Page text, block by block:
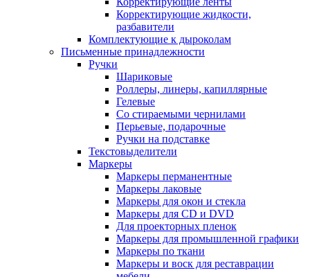
Корректирующие жидкости,
разбавители
Комплектующие к дыроколам
Письменные принадлежности
Ручки
Шариковые
Роллеры, линеры, капиллярные
Гелевые
Со стираемыми чернилами
Перьевые, подарочные
Ручки на подставке
Текстовыделители
Маркеры
Маркеры перманентные
Маркеры лаковые
Маркеры для окон и стекла
Маркеры для CD и DVD
Для проекторных пленок
Маркеры для промышленной графики
Маркеры по ткани
Маркеры и воск для реставрации